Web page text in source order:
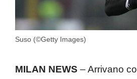
Suso (©Getty Images)
MILAN NEWS – Arrivano